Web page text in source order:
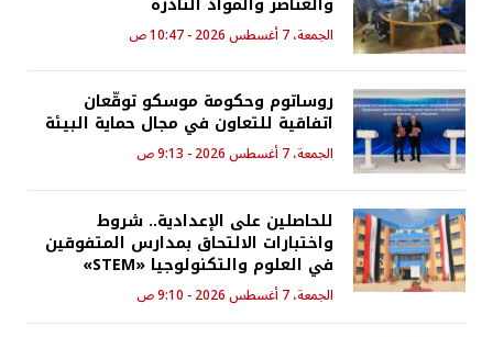
الجمعة، 7 أغسطس 2026 - 10:47 ص
روساتوم وحكومة موسكو توقّعان
اتفاقية للتعاون في مجال حماية البيئة
الجمعة، 7 أغسطس 2026 - 9:13 ص
للحاصلين على الإعدادية.. شروط
واختبارات الالتحاق بمدارس المتفوقين
في العلوم والتكنولوجيا «STEM»
الجمعة، 7 أغسطس 2026 - 9:10 ص